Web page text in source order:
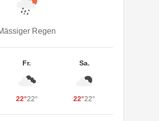
Regen
Fr.
22°22°
Sa.
22°22°